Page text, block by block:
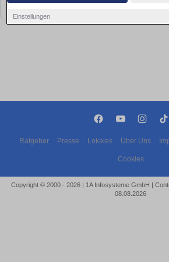
Einstellungen
bald wieder vorbei!
Ratgeber Presse Lokales Über Uns
Cookies
Copyright © 2000 - 2026 | 1A Infosysteme GmbH |
08.08.2026